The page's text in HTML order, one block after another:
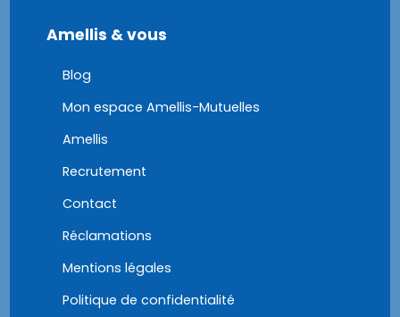
Amellis & vous
Blog
Mon espace Amellis-Mutuelles
Amellis
Recrutement
Contact
Réclamations
Mentions légales
Politique de confidentialité